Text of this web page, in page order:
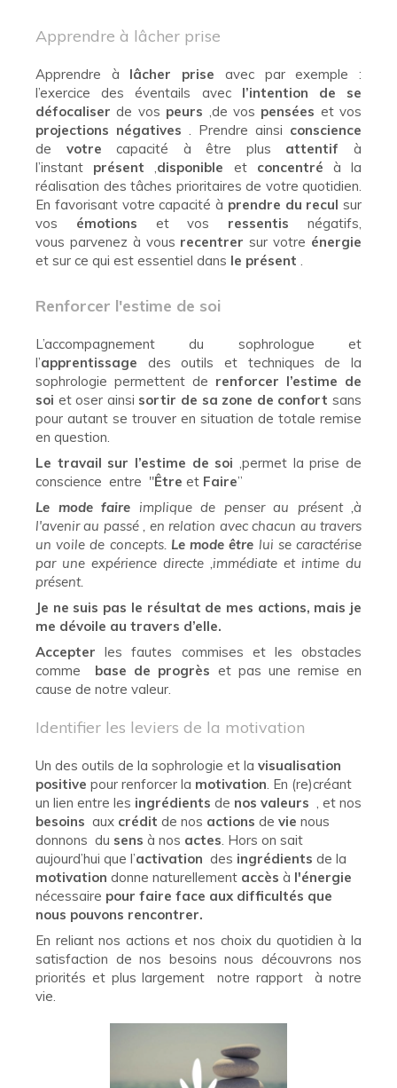
Apprendre à lâcher prise
Apprendre à lâcher prise avec par exemple :
l’exercice des éventails avec l’intention de se
défocaliserde vos peurs ,de vos pensées et vos
projections négatives . Prendre ainsi conscience
de votre capacité à être plus attentif à
l’instant présent disponible etconcentré à la
réalisation des tâches prioritaires de votre quotidien.
En favorisant votre capacité à prendre du recul sur
vos émotions et vos ressentis négatifs,
vous parvenez à vous recentrer sur votre énergie
et sur ce qui est essentiel dans le présent
Renforcer l'estime de soi
L’accompagnement du sophrologue et
l’apprentissage des outils et techniques de la
sophrologie permettent de renforcer l’estime de
soi et oser ainsi sortir de sa zone de confortsans
pour autant se trouver en situation de totale remise
en question.
Le travail sur l’estime de soi ,permet la prise de
conscience entre "Être et Faire”
Le mode faire implique de penser au présent ,à
l'avenir au passé , en relation avec chacun au travers
un voile de concepts. Le mode être lui se caractérise
par une expérience directe ,immédiate et intime du
présent.
Je ne suis pas le résultat de mes actions, mais je
me dévoile au travers d’elle.
Accepter les fautes commises et les obstacles
comme base de progrès et pas une remise en
cause de notre valeur.
Identifier les leviers de la motivation
Un des outils de la sophrologie et la visualisation
positive pour renforcer la motivation . En (re)créant
un lien entre les ingrédients de nos valeurs
, et nos
besoins aux crédit de nos actions de vie nous
donnons du sens à nos actes . Hors on sait
aujourd’hui que l’activation des ingrédients de la
motivation donne naturellement accès à l'énergie
nécessaire pour faire face aux difficultés que
nous pouvons rencontrer.
En reliant nos actions et nos choix du quotidien à la
satisfaction de nos besoins nous découvrons nos
priorités et plus largement notre rapport à notre
vie.